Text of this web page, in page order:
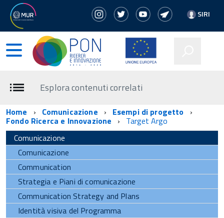
SIRI
Esplora contenuti correlati
Home Comunicazione Esempi di progetto
Fondo Ricerca e Innovazione
Target Argo
Comunicazione
Comunicazione
Communication
Strategia e Piani di comunicazione
Communication Strategy and Plans
Identità visiva del Programma